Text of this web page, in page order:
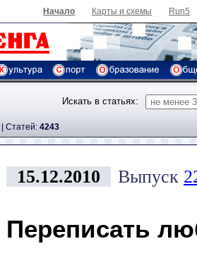
Начало Карты и схемы Run5
Искать в статьях:
| Cтатей: 4243
15.12.2010 Выпуск
Переписать